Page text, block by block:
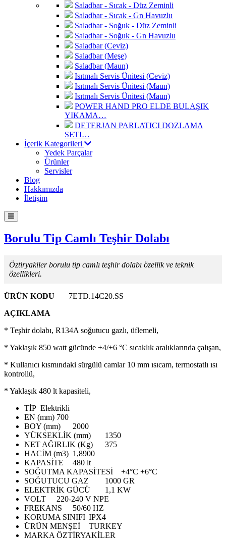
Saladbar - Sıcak - Düz Zeminli
Saladbar - Sıcak - Gn Havuzlu
Saladbar - Soğuk - Düz Zeminli
Saladbar - Soğuk - Gn Havuzlu
Saladbar (Ceviz)
Saladbar (Meşe)
Saladbar (Maun)
Isıtmalı Servis Ünitesi (Ceviz)
Isıtmalı Servis Ünitesi (Maun)
Isıtmalı Servis Ünitesi (Maun)
POWER HAND PRO ELDE BULAŞIK
YIKAMA…
DETERJAN PARLATICI DOZLAMA
SETI…
İçerik Kategorileri
Yedek Parçalar
Ürünler
Servisler
Blog
Hakkımızda
İletişim
Borulu Tip Camlı Teşhir Dolabı
Öztiryakiler borulu tip camlı teşhir dolabı özellik ve teknik
özellikleri.
ÜRÜN KODU
7ETD.14C20.SS
AÇIKLAMA
* Teşhir dolabı, R134A soğutucu gazlı, üflemeli,
* Yaklaşık 850 watt gücünde +4/+6 °C sıcaklık aralıklarında çalışan,
* Kullanıcı kısmındaki sürgülü camlar 10 mm ısıcam, termostatlı ısı
kontrollü,
* Yaklaşık 480 lt kapasiteli,
TİP Elektrikli
EN (mm) 700
BOY (mm)
2000
YÜKSEKLİK (mm)
1350
NET AĞIRLIK (Kg)
375
HACİM (m3) 1,8900
KAPASİTE
480 lt
SOĞUTMA KAPASİTESİ
+4°C +6°C
SOĞUTUCU GAZ
1000 GR
ELEKTRİK GÜCÜ
1,1 KW
VOLT
220-240 V NPE
FREKANS
50/60 HZ
KORUMA SINIFI IPX4
ÜRÜN MENŞEİ
TURKEY
MARKA ÖZTİRYAKİLER